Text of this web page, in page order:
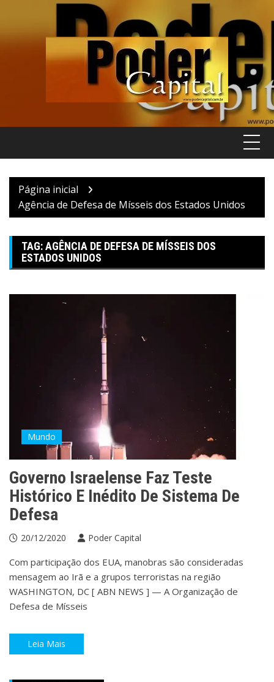
Página inicial
Agência de Defesa de Mísseis dos Estados Unidos
TAG:AGÊNCIA DE DEFESA DE MÍSSEIS DOS
ESTADOS UNIDOS
Mundo
Governo Israelense Faz Teste
Histórico E Inédito De Sistema De
Defesa
20/12/2020 Poder Capital
Com participação dos EUA, manobras são consideradas
mensagem ao Irã e a grupos terroristas na região
WASHINGTON, DC [ ABN NEWS ] — A Organização de
Defesa de Mísseis
Leia Mais